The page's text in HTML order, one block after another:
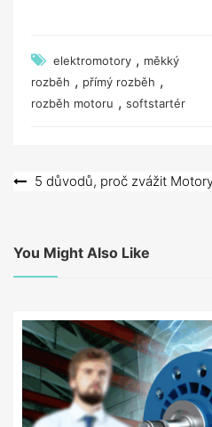
elektromotory , měkký
rozběh , přímý rozběh ,
rozběh motoru , softstartér
Navigace
5 důvodů, proč zvážit
You Might Also Like